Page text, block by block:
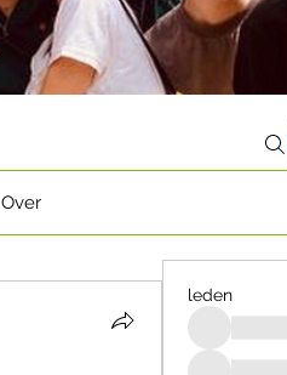
Over
leden